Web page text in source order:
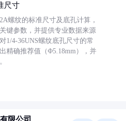
尺寸
螺纹的标准尺寸及底孔计算，
键参数，并提供专业数据来源
1/4-36UNS螺纹底孔尺寸的常
精确推荐值（Φ5.18mm），并
限公司